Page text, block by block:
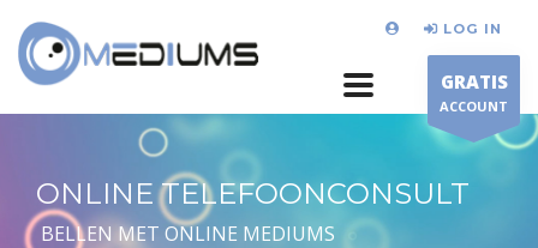
LOG IN
GRATIS
ACCOUNT
ONLINE TELEFOONCONSULT
BELLEN MET ONLINE MEDIUMS